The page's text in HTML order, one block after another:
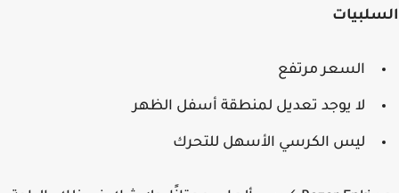
السعر مرتفع
لا يوجد تعديل لمنطقة أسفل الظهر
ليس الكرسي الأسهل للتحرك